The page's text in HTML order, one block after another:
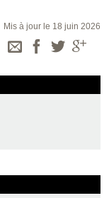
Mis à jour le 18 juin 2026